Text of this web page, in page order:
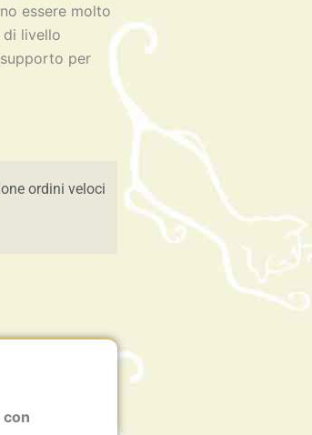
essere molto
livello
per
ordini veloci